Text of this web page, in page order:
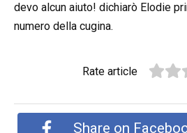
devo alcun aiuto! dichiarò Elodie
numero della cugina.
Rate article
Share on